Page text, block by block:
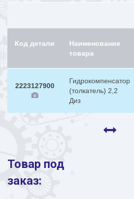
Код детали
Наименование
товара
2223127900
Гидрокомпенсатор
(толкатель) 2,2
Диз
Товар под
заказ: